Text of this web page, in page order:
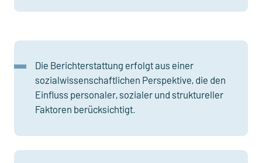
Die Berichterstattung erfolgt aus einer
sozialwissenschaftlichen Perspektive, die den
Einfluss personaler, sozialer und struktureller
Faktoren berück­sichtigt.